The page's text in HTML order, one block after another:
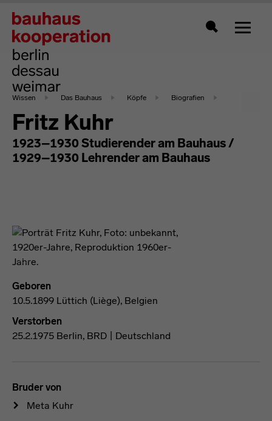
Zeigt
Wissen Das Bauhaus Köpfe Biografien
Fritz Kuhr
1923–1930 Studierender am Bauhaus /
1929–1930 Lehrender am Bauhaus
Geboren
10.5.1899 Lüttich (Liège), Belgien
Verstorben
25.2.1975 Berlin, BRD | Deutschland
Bruder von
Meta Kuhr